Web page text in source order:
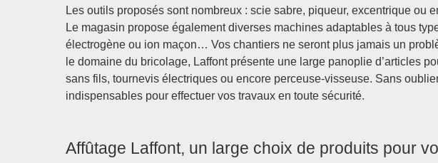
Les outils proposés sont nombreux : scie sabre, piqueur, excentrique ou
Le magasin propose également diverses machines adaptables à tous
électrogène ou ion maçon… Vos chantiers ne seront plus jamais un
le domaine du bricolage, Laffont présente une large panoplie d’articles
sans fils, tournevis électriques ou encore perceuse-visseuse. Sans
indispensables pour effectuer vos travaux en toute sécurité.
Affûtage Laffont, un large choix de produits pour